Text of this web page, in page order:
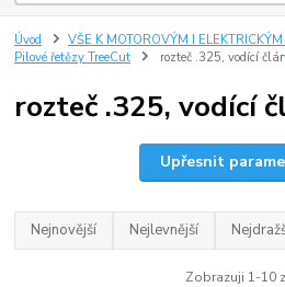
Úvod VŠE K MOTOROVÝM I
Pilové řetězy TreeCut
rozteč .325, vodící
rozteč .325, vodící
Upřesnit
Nejnovější Nejlevnější
Zobrazuji 1-10